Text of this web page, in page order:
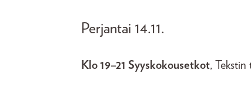
Perjantai 14.11.
Klo 19–21 Syyskokousetkot, Tekstin